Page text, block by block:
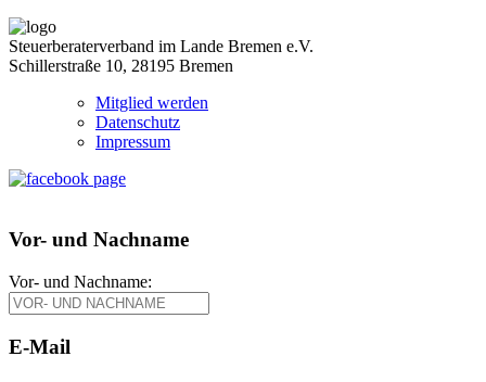
Steuerberaterverband im Lande Bremen e.V.
Schillerstraße 10, 28195 Bremen
Mitglied werden
Datenschutz
Impressum
Vor- und Nachname
Vor- und Nachname:
E-Mail